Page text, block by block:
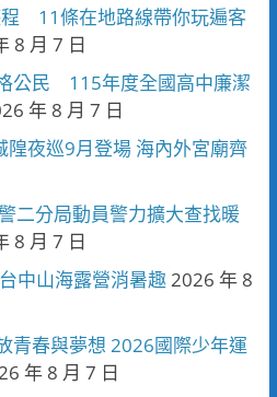
11條在地路線帶你玩遍客
8 月 7 日
公民 115年度全國高中廉潔
年 8 月 7 日
夜巡9月登場 海內外宮廟齊
二分局動員警力擴大查找暖
8 月 7 日
中山海露營消暑趣2026 年 8
青春與夢想 2026國際少年運
年 8 月 7 日